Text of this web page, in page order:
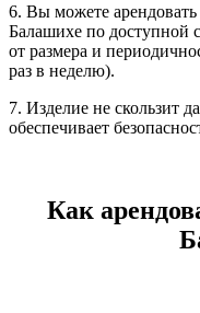
6. Вы можете
Балашихе по доступной
от размера и
раз в неделю).
7. Изделие не скользит
обеспечивает
Как